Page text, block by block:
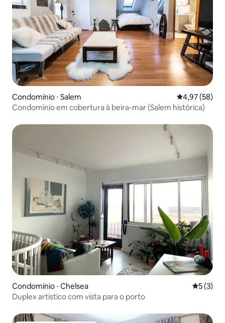
Condomínio ⋅ Salem 4,97 de uma
4,97 (58)
Condomínio em cobertura à beira-mar (Salem histórica)
Condomínio ⋅ Chelsea 5 de
5 (3)
Duplex artístico com vista para o porto